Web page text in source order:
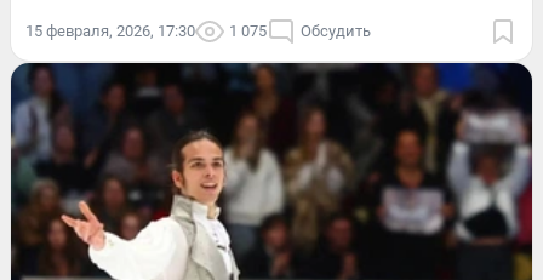
15 февраля, 2026, 17:30 1 075 Обсудить